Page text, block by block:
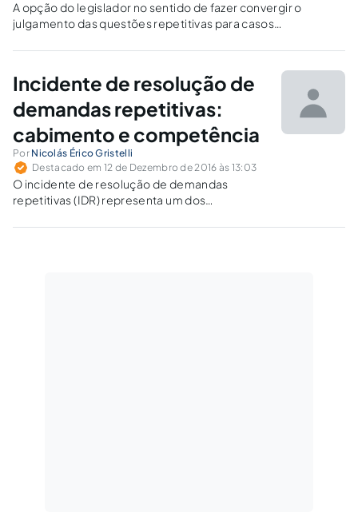
A opção do legislador no sentido de fazer convergir o
julgamento das questões repetitivas para casos
maneira inovadora se receber um gerenciamento com uso
de meios automáticos de manipulação de dados e de
replicação das teses aos casos individuais.
Incidente de resolução de
demandas repetitivas:
cabimento e competência
Por Nicolás Érico Gristelli
Destacado em 12 de Dezembro de 2016 às 13:03
O incidente de resolução de demandas
repetitivas (IDR) representa um dos
do novo Código de Processo Civil.